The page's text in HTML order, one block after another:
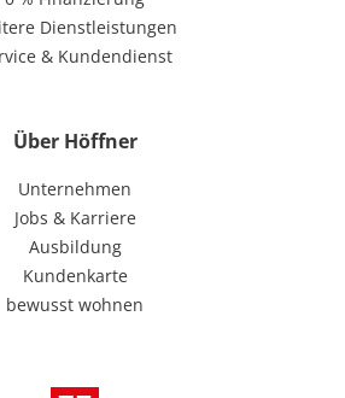
Dienstleistungen
& Kundendienst
Über Höffner
Unternehmen
Jobs & Karriere
Ausbildung
Kundenkarte
bewusst wohnen